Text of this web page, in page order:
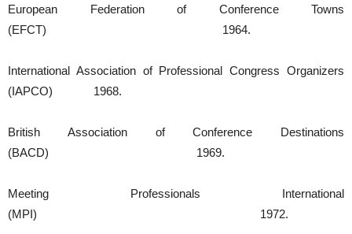
European Federation of Conference Towns
(EFCT) 1964.
International Association of Professional Congress Organizers
(IAPCO) 1968.
British Association of Conference Destinations
(BACD) 1969.
Meeting Professionals International
(MPI) 1972.